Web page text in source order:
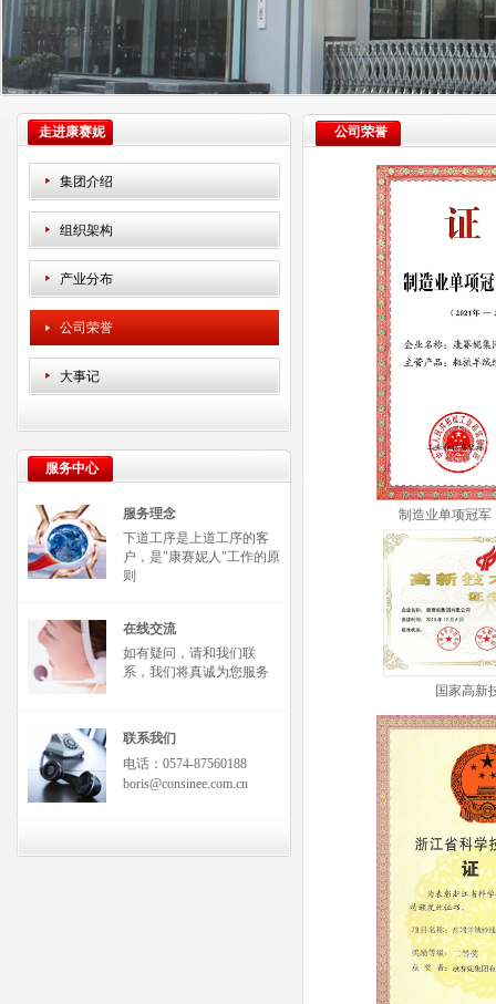
走进康赛妮
集团介绍
组织架构
产业分布
公司荣誉
大事记
服务中心
服务理念
下道工序是上道工序的客
户，是"康赛妮人"工作的原
则
在线交流
如有疑问，请和我们联
系，我们将真诚为您服务
联系我们
电话：0574-87560188
boris@consinee.com.cn
公司荣誉
制造业单项冠军
国家高新